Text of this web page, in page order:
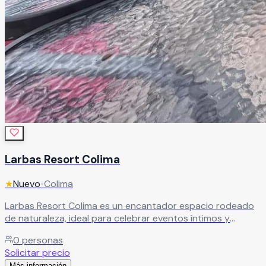
Larbas Resort Colima
★Nuevo•Colima
Larbas Resort Colima es un encantador espacio rodeado
de naturaleza, ideal para celebrar eventos íntimos y
belleza natural. El recinto cuenta con dos terrazas con
impresionantes vistas hacia árboles y montañas, creando
0 personas
Solicitar precio